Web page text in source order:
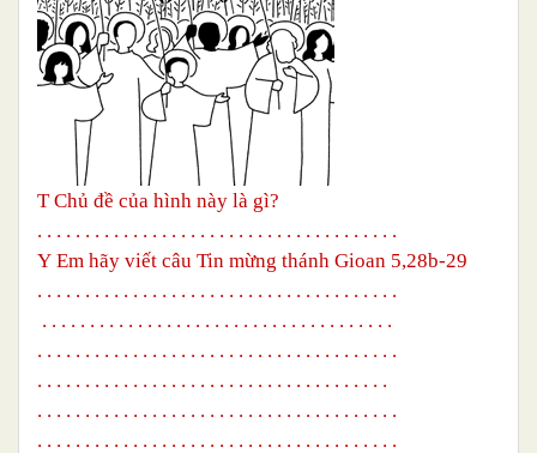
TChủ đề của hình này là gì?
. . . . . . . . . . . . . . . . . . . . . . . . . . . . . . . . . . . . . .
Y Em hãy viết câu Tin mừng thánh Gioan 5,28b-29
. . . . . . . . . . . . . . . . . . . . . . . . . . . . . . . . . . . . . .
. . . . . . . . . . . . . . . . . . . . . . . . . . . . . . . . . . . . .
. . . . . . . . . . . . . . . . . . . . . . . . . . . . . . . . . . . . . .
. . . . . . . . . . . . . . . . . . . . . . . . . . . . . . . . . . . . .
. . . . . . . . . . . . . . . . . . . . . . . . . . . . . . . . . . . . . .
. . . . . . . . . . . . . . . . . . . . . . . . . . . . . . . . . . . . . .